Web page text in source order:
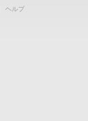
ヘルプ